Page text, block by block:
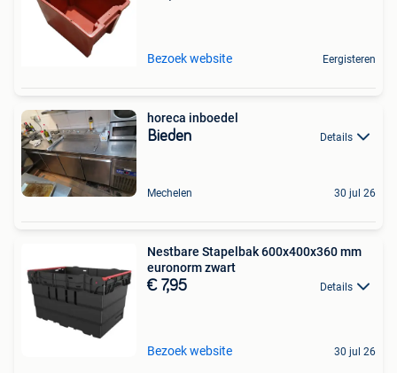
Bezoek website Eergisteren
horeca inboedel
Bieden Details
Mechelen 30 jul 26
Nestbare Stapelbak 600x400x360 mm
euronorm zwart
€ 7,95 Details
Bezoek website 30 jul 26